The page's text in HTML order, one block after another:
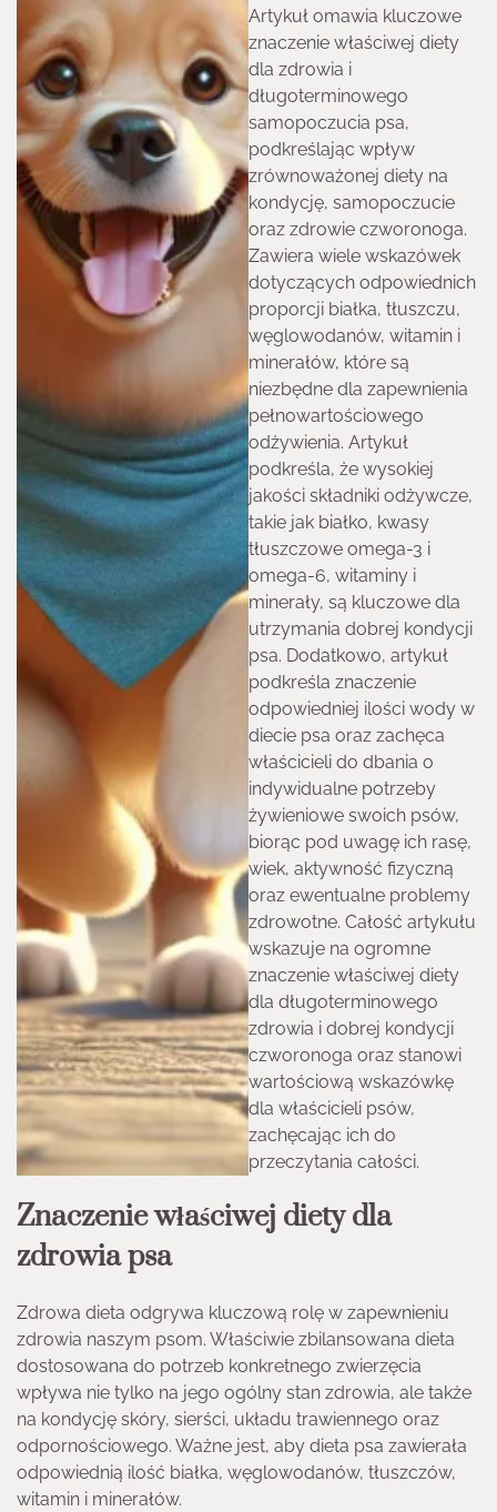
Artykuł omawia kluczowe
znaczenie właściwej diety
dla zdrowia i
długoterminowego
samopoczucia psa,
podkreślając wpływ
zrównoważonej diety na
kondycję, samopoczucie
oraz zdrowie czworonoga.
Zawiera wiele wskazówek
dotyczących odpowiednich
proporcji białka, tłuszczu,
węglowodanów, witamin i
minerałów, które są
niezbędne dla zapewnienia
pełnowartościowego
odżywienia. Artykuł
podkreśla, że wysokiej
jakości składniki odżywcze,
takie jak białko, kwasy
tłuszczowe omega-3 i
omega-6, witaminy i
minerały, są kluczowe dla
utrzymania dobrej kondycji
psa. Dodatkowo, artykuł
podkreśla znaczenie
odpowiedniej ilości wody w
diecie psa oraz zachęca
właścicieli do dbania o
indywidualne potrzeby
żywieniowe swoich psów,
biorąc pod uwagę ich rasę,
wiek, aktywność fizyczną
oraz ewentualne problemy
zdrowotne. Całość artykułu
wskazuje na ogromne
znaczenie właściwej diety
dla długoterminowego
zdrowia i dobrej kondycji
czworonoga oraz stanowi
wartościową wskazówkę
dla właścicieli psów,
zachęcając ich do
przeczytania całości.
Znaczenie właściwej diety dla
zdrowia psa
Zdrowa dieta odgrywa kluczową rolę w zapewnieniu
zdrowia naszym psom. Właściwie zbilansowana dieta
dostosowana do potrzeb konkretnego zwierzęcia
wpływa nie tylko na jego ogólny stan zdrowia, ale także
na kondycję skóry, sierści, układu trawiennego oraz
odpornościowego. Ważne jest, aby dieta psa zawierała
odpowiednią ilość białka, węglowodanów, tłuszczów,
witamin i minerałów.